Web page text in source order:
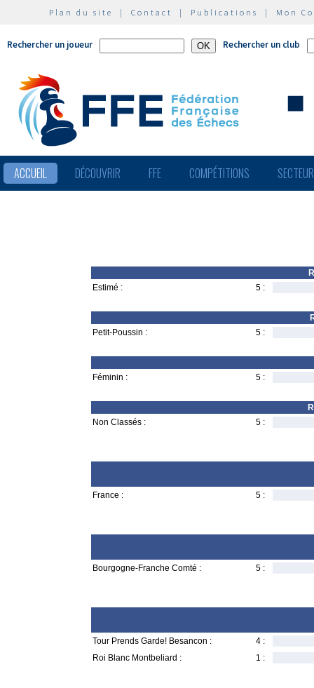
Plan du site | Contact | Publications | Mon
Rechercher un joueur Rechercher un club
ACCUEIL DÉCOUVRIR FFE COMPÉTITIONS
Estimé :
5 :
Petit-Poussin :
5 :
Féminin : 5 :
Non Classés :
5 :
France : 5 :
Bourgogne-Franche Comté : 5 :
Tour Prends Garde! Besancon :
4 :
Roi Blanc Montbeliard :
1 :